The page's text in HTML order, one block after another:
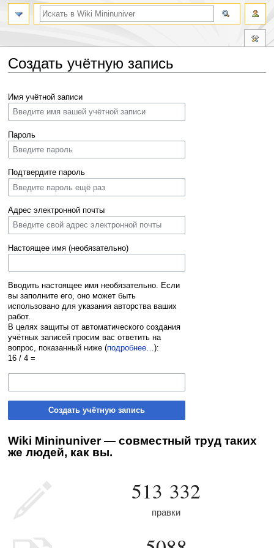
Создать учётную запись
к
навигации
к
поиску
Имя учётной записи
Пароль
Подтвердите пароль
Адрес электронной почты
Настоящее имя (необязательно)
Вводить настоящее имя необязательно. Если
вы заполните его, оно может быть
использовано для указания авторства ваших
работ.
В целях защиты от автоматического создания
учётных записей просим вас ответить на
вопрос, показанный ниже (подробнее…):
16 / 4 =
Создать учётную запись
Wiki Mininuniver — совместный труд таких
же людей, как вы.
513 332
правки